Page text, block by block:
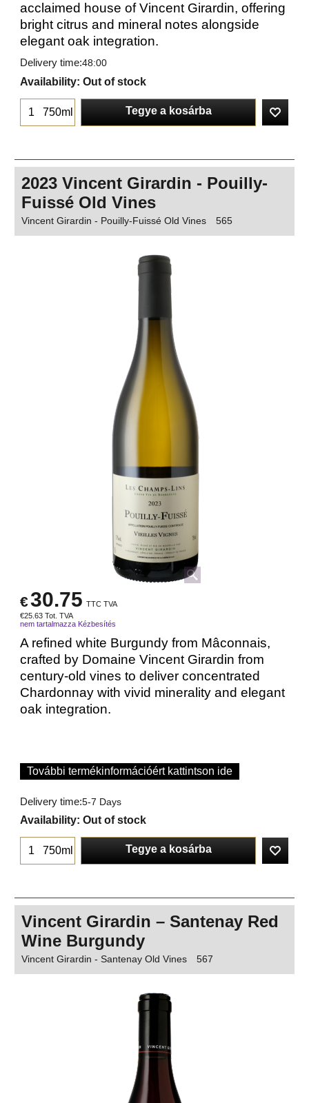
acclaimed house of Vincent Girardin, offering
bright citrus and mineral notes alongside
elegant oak integration.
Delivery time:48:00
Availability: Out of stock
750ml Tegye a kosárba
2023 Vincent Girardin - Pouilly-
Fuissé Old Vines
Vincent Girardin - Pouilly-Fuissé Old Vines 565
€30.75 TTC TVA
€25.63 Tot. TVA
nem tartalmazza Kézbesítés
A refined white Burgundy from Mâconnais,
crafted by Domaine Vincent Girardin from
century-old vines to deliver concentrated
Chardonnay with vivid minerality and elegant
oak integration.
További termékinformációért kattintson ide
Delivery time:5-7 Days
Availability: Out of stock
750ml Tegye a kosárba
Vincent Girardin – Santenay Red
Wine Burgundy
Vincent Girardin - Santenay Old Vines 567